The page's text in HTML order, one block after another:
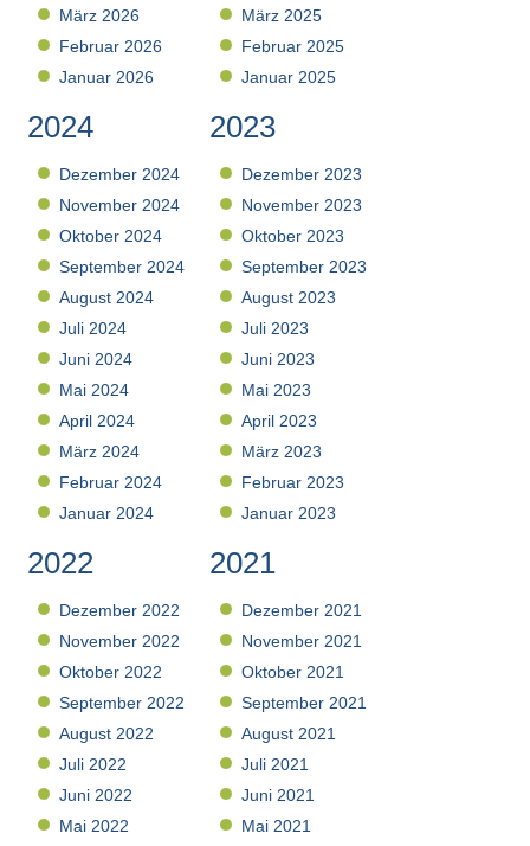
März 2026
Februar 2026
Januar 2026
März 2025
Februar 2025
Januar 2025
2024
Dezember 2024
November 2024
Oktober 2024
September 2024
August 2024
Juli 2024
Juni 2024
Mai 2024
April 2024
März 2024
Februar 2024
Januar 2024
2023
Dezember 2023
November 2023
Oktober 2023
September 2023
August 2023
Juli 2023
Juni 2023
Mai 2023
April 2023
März 2023
Februar 2023
Januar 2023
2022
Dezember 2022
November 2022
Oktober 2022
September 2022
August 2022
Juli 2022
Juni 2022
Mai 2022
2021
Dezember 2021
November 2021
Oktober 2021
September 2021
August 2021
Juli 2021
Juni 2021
Mai 2021